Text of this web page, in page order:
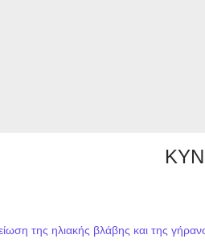
της ηλιακής βλάβης και της